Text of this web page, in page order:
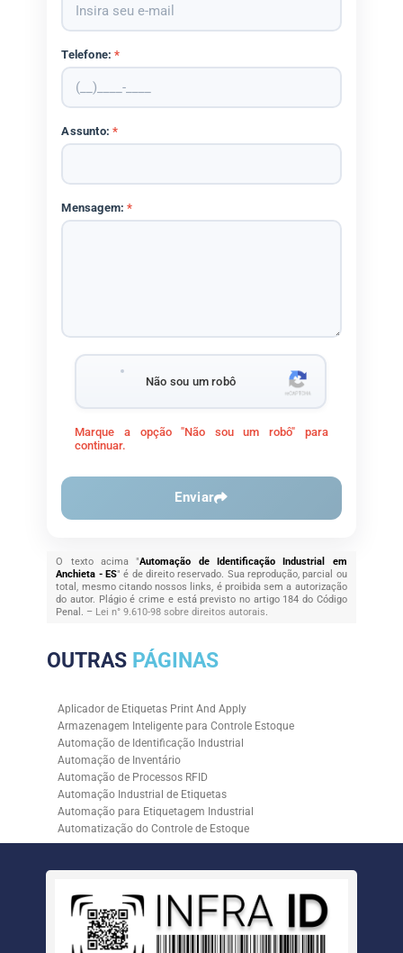
Telefone:*
Assunto:*
Mensagem:*
Não sou um robô
Marque a opção "Não sou um robô" para
continuar.
Enviar
O texto acima "Automação de Identificação Industrial em
Anchieta - ES" é de direito reservado. Sua reprodução, parcial ou
total, mesmo citando nossos links, é proibida sem a autorização
do autor. Plágio é crime e está previsto no artigo 184 do Código
Penal. – Lei n° 9.610-98 sobre direitos autorais.
OUTRAS PÁGINAS
Aplicador de Etiquetas Print And Apply
Armazenagem Inteligente para Controle Estoque
Automação de Identificação Industrial
Automação de Inventário
Automação de Processos RFID
Automação Industrial de Etiquetas
Automação para Etiquetagem Industrial
Automatização do Controle de Estoque
Controle de Estoque com RFID
Empresa de Automação para Processos Logísticos
Empresa de Rastreabilidade Industrial
Empresa de Soluções para Etiquetagem
Empresa Especializada em Inventário de Estoque